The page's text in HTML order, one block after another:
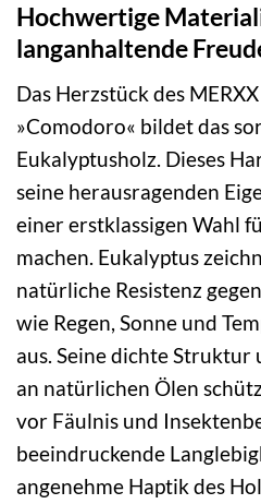
Hochwertige
langanhaltende
Das Herzstück des
»Comodoro« bildet das
Eukalyptusholz. Dieses
seine herausragenden
einer erstklassigen Wahl
machen. Eukalyptus
natürliche Resistenz
wie Regen, Sonne und
aus. Seine dichte Struktur
an natürlichen Ölen
vor Fäulnis und
beeindruckende
angenehme Haptik des